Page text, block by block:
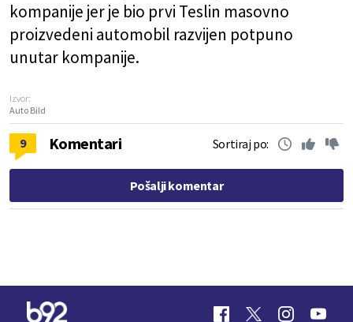
kompanije jer je bio prvi Teslin masovno
proizvedeni automobil razvijen potpuno
unutar kompanije.
Izvor:
Auto Bild
9 Komentari Sortiraj po:
Pošalji komentar